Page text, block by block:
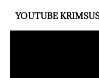
YOUTUBE